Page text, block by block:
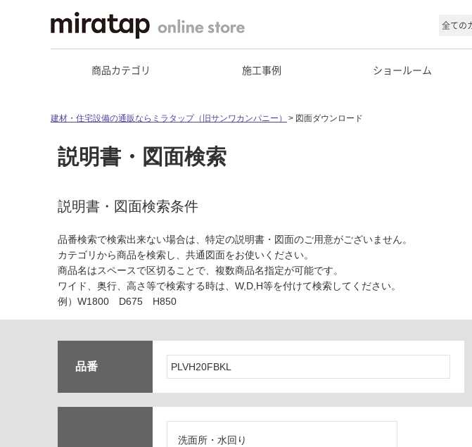
商品カテゴリ 施工事例 ショールーム
建材・住宅設備の通販ならミラタップ（旧サンワカンパニー） 図面ダウンロード
説明書・図面検索
説明書・図面検索条件
品番検索で検索出来ない場合は、特定の説明書・図面のご用意がございません。
カテゴリから商品を検索し、共通図面をお使いください。
商品名はスペースで区切ることで、複数商品名指定が可能です。
ワイド、奥行、高さ等で検索する時は、W,D,H等を付けて検索してください。
例）W1800 D675 H850
品番
洗面所・水回り